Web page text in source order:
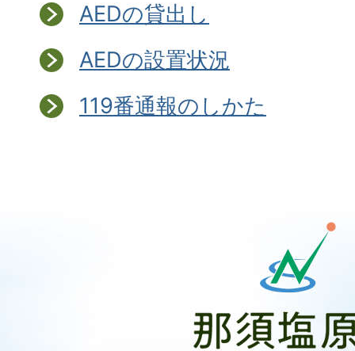
AEDの貸出し
AEDの設置状況
119番通報のしかた
原